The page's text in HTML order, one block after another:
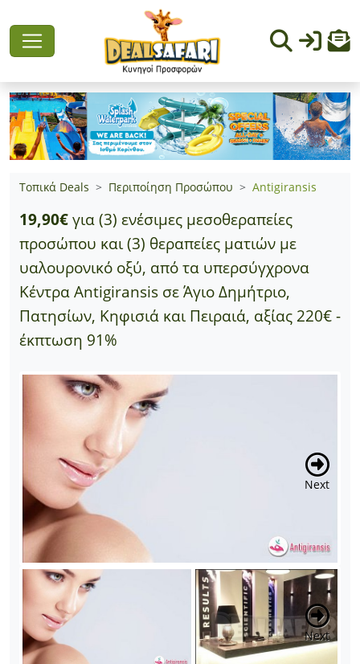
Τοπικά Deals Περιποίηση Προσώπου Antigiransis
19,90€για (3) ενέσιμες μεσοθεραπείες
προσώπου και (3) θεραπείες ματιών με
υαλουρονικό οξύ, από τα υπερσύγχρονα
Κέντρα Antigiransis σε Άγιο Δημήτριο,
Πατησίων, Κηφισιά και Πειραιά, αξίας 220€ -
έκπτωση 91%
Next
Next